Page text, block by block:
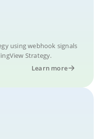
using webhook signals
Strategy.
Learn more